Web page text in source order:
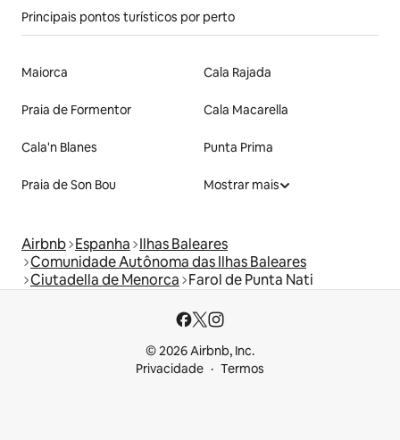
Principais pontos turísticos por perto
Maiorca Cala Rajada
Praia de Formentor Cala Macarella
Cala'n Blanes Punta Prima
Praia de Son Bou Mostrar mais
Airbnb Espanha Ilhas Baleares
Comunidade Autônoma das Ilhas Baleares
Ciutadella de Menorca Farol de Punta Nati
© 2026 Airbnb, Inc.
Privacidade
Termos